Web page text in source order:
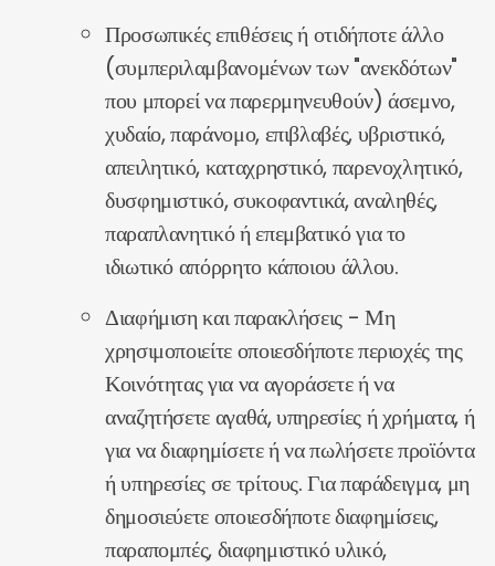
Προσωπικές επιθέσεις ή οτιδήποτε άλλο
(συμπεριλαμβανομένων των "ανεκδότων"
που μπορεί να παρερμηνευθούν) άσεμνο,
χυδαίο, παράνομο, επιβλαβές, υβριστικό,
απειλητικό, καταχρηστικό, παρενοχλητικό,
δυσφημιστικό, συκοφαντικά, αναληθές,
παραπλανητικό ή επεμβατικό για το
ιδιωτικό απόρρητο κάποιου άλλου.
Διαφήμιση και παρακλήσεις - Μη
χρησιμοποιείτε οποιεσδήποτε περιοχές της
Κοινότητας για να αγοράσετε ή να
αναζητήσετε αγαθά, υπηρεσίες ή χρήματα, ή
για να διαφημίσετε ή να πωλήσετε προϊόντα
ή υπηρεσίες σε τρίτους. Για παράδειγμα, μη
δημοσιεύετε οποιεσδήποτε διαφημίσεις,
παραπομπές, διαφημιστικό υλικό,